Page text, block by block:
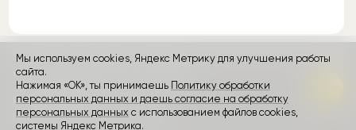
контакты
Rozetked © 2026
Пользовательское соглашение
Мы используем cookies, Яндекс Метрику для улучшения работы
сайта.
Нажимая «ОК», ты принимаешь Политику обработки
персональных данных и даешь согласие на обработку
персональных данных с использованием файлов cookies,
системы Яндекс Метрика.